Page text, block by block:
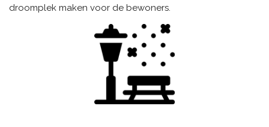
droomplek maken voor de bewoners.